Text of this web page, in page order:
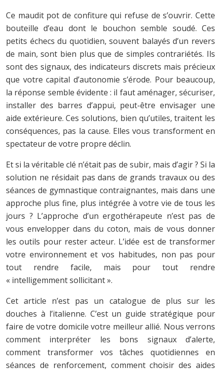
Ce maudit pot de confiture qui refuse de s’ouvrir. Cette
bouteille d’eau dont le bouchon semble soudé. Ces
petits échecs du quotidien, souvent balayés d’un revers
de main, sont bien plus que de simples contrariétés. Ils
sont des signaux, des indicateurs discrets mais précieux
que votre capital d’autonomie s’érode. Pour beaucoup,
la réponse semble évidente : il faut aménager, sécuriser,
installer des barres d’appui, peut-être envisager une
aide extérieure. Ces solutions, bien qu’utiles, traitent les
conséquences, pas la cause. Elles vous transforment en
spectateur de votre propre déclin.
Et si la véritable clé n’était pas de subir, mais d’agir ? Si la
solution ne résidait pas dans de grands travaux ou des
séances de gymnastique contraignantes, mais dans une
approche plus fine, plus intégrée à votre vie de tous les
jours ? L’approche d’un ergothérapeute n’est pas de
vous envelopper dans du coton, mais de vous donner
les outils pour rester acteur. L’idée est de transformer
votre environnement et vos habitudes, non pas pour
tout rendre facile, mais pour tout rendre
« intelligemment sollicitant ».
Cet article n’est pas un catalogue de plus sur les
douches à l’italienne. C’est un guide stratégique pour
faire de votre domicile votre meilleur allié. Nous verrons
comment interpréter les bons signaux d’alerte,
comment transformer vos tâches quotidiennes en
séances de renforcement, comment choisir des aides